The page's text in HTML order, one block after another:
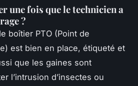
une fois que le technicien a
?
boîtier PTO (Point de
est bien en place, étiqueté et
que les gaines sont
l’intrusion d’insectes ou